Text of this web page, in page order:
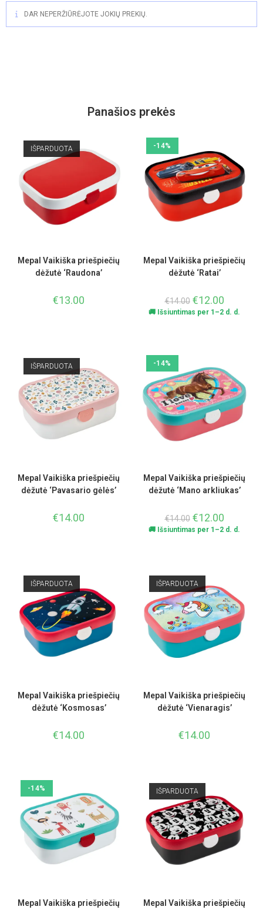
DAR NEPERŽIŪRĖJOTE JOKIŲ PREKIŲ.
Panašios prekės
IŠPARDUOTA
Mepal Vaikiška priešpiečių
dėžutė ‘Raudona’
€13.00
-14%
Mepal Vaikiška priešpiečių
dėžutė ‘Ratai’
€14.00 €12.00
🚚 Išsiuntimas per 1–2 d. d.
IŠPARDUOTA
Mepal Vaikiška priešpiečių
dėžutė ‘Pavasario gėlės’
€14.00
-14%
Mepal Vaikiška priešpiečių
dėžutė ‘Mano arkliukas’
€14.00 €12.00
🚚 Išsiuntimas per 1–2 d. d.
IŠPARDUOTA
Mepal Vaikiška priešpiečių
dėžutė ‘Kosmosas’
€14.00
IŠPARDUOTA
Mepal Vaikiška priešpiečių
dėžutė ‘Vienaragis’
€14.00
-14%
Mepal Vaikiška priešpiečių
IŠPARDUOTA
Mepal Vaikiška priešpiečių